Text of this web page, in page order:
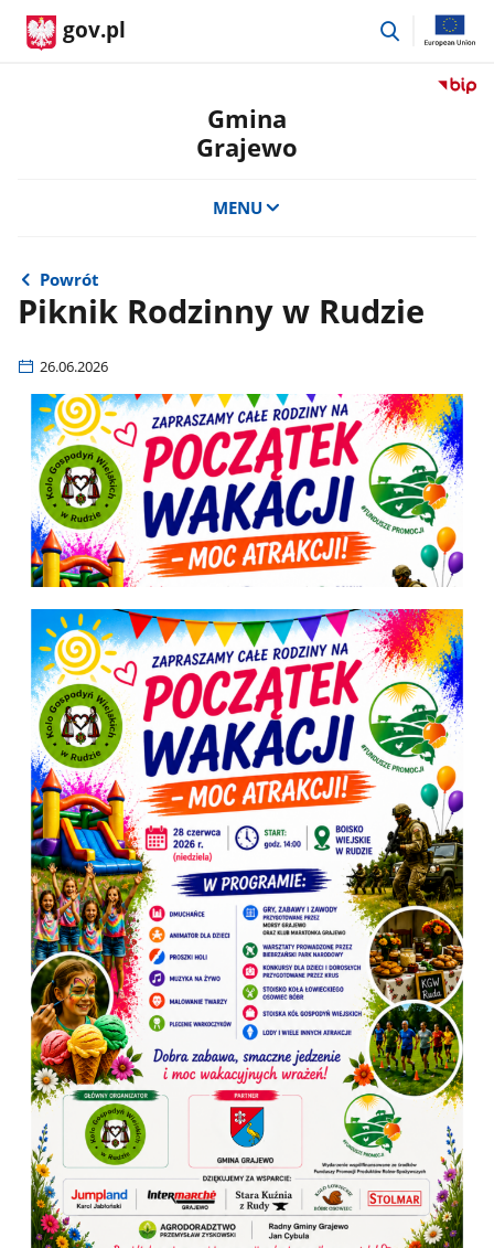
gov.pl
przejdź
Przejdź
Gmina
Grajewo
MENU
Powrót
Piknik Rodzinny w Rudzie
26.06.2026